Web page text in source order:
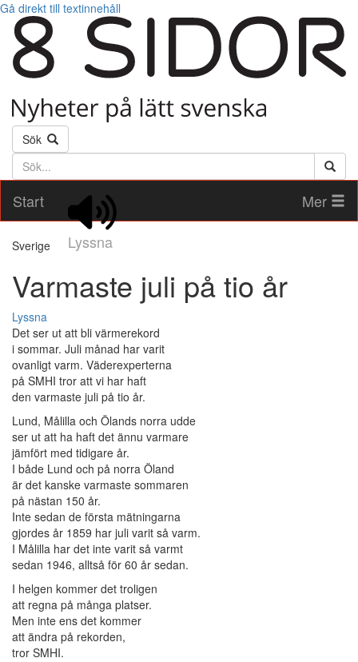
Gå direkt till textinnehåll
Sök
Söktext
Start
Lyssna
Mer
Sverige
Varmaste juli på tio år
Lyssna
Det ser ut att bli värmerekord
i sommar. Juli månad har varit
ovanligt varm. Väderexperterna
på SMHI tror att vi har haft
den varmaste juli på tio år.
Lund, Målilla och Ölands norra udde
ser ut att ha haft det ännu varmare
jämfört med tidigare år.
I både Lund och på norra Öland
är det kanske varmaste sommaren
på nästan 150 år.
Inte sedan de första mätningarna
gjordes år 1859 har juli varit så varm.
I Målilla har det inte varit så varmt
sedan 1946, alltså för 60 år sedan.
I helgen kommer det troligen
att regna på många platser.
Men inte ens det kommer
att ändra på rekorden,
tror SMHI.